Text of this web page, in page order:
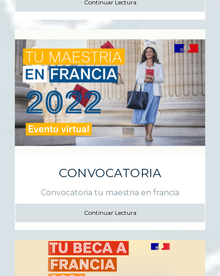
Continuar Lectura
CONVOCATORIA
Convocatoria tu maestria en francia
Continuar Lectura